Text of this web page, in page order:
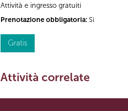
Attività e ingresso gratuiti
Prenotazione obbligatoria: Sì
Gratis
Attività correlate